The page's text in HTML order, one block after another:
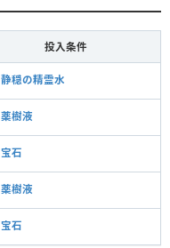
投入条件
静穏の精霊水
薬樹液
宝石
薬樹液
宝石